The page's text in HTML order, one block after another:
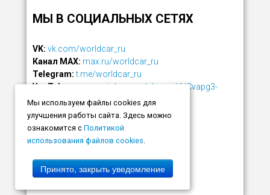
МЫ В СОЦИАЛЬНЫХ СЕТЯХ
VK: vk.com/worldcar_ru
Канал MAX: max.ru/worldcar_ru
Telegram: t.me/worldcar_ru
YouTube:
www.youtube.com/channel/UCvapg3-
rZzjFLm7PMeMv2NQ
© 2004-2026www.worldcar.ru
Мы используем файлы cookies для
улучшения работы сайта. Здесь можно
ознакомится с Политикой
использования файлов cookies.
Принято, закрыть уведомление